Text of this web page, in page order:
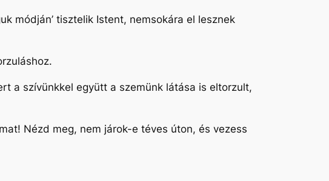
módján’ tisztelik Istent, nemsokára el lesznek
a szívünkkel együtt a szemünk látása is eltorzult,
Nézd meg, nem járok-e téves úton, és vezess